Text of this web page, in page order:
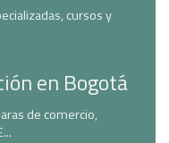
cursos y
en Bogotá
de comercio,